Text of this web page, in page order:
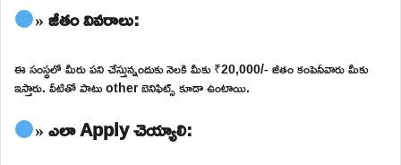
» జీతం వివరాలు:
ఈ సంస్థలో మీరు పని చేస్తున్నందుకు నెలకి మీకు ₹20,000/- జీతం కంపెనీవారు మీకు
ఇస్తారు. వీటితో పాటు other బెనిఫిట్స్ కూడా ఉంటాయి.
» ఎలా Apply చెయ్యాలి: